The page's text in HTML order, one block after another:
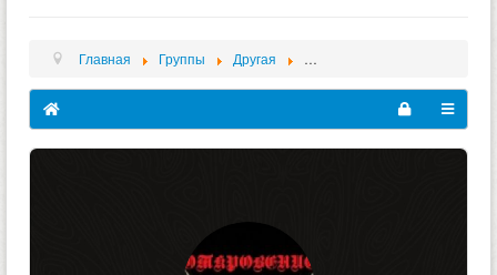
ФОРУМ
ВИДЕО
БЛОГИ
Главная Группы Другая Откровение(Heavy Metal)